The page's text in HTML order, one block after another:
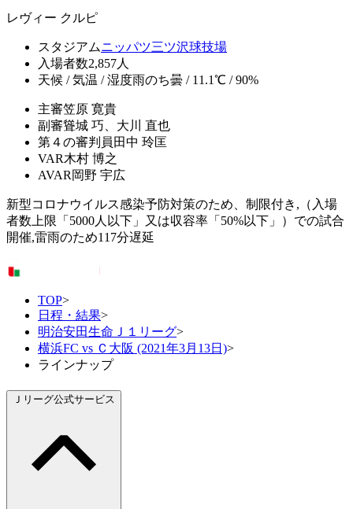
レヴィー クルピ
スタジアムニッパツ三ツ沢球技場
入場者数2,857人
天候 / 気温 / 湿度雨のち曇 / 11.1℃ / 90%
主審笠原 寛貴
副審聳城 巧、大川 直也
第４の審判員 田中 玲匡
VAR木村 博之
AVAR 岡野 宇広
新型コロナウイルス感染予防対策のため、制限付き,（入場
者数上限「5000人以下」又は収容率「50%以下」）での試合
開催,雷雨のため117分遅延
TOP>
日程・結果>
明治安田生命Ｊ１リーグ>
横浜FC vs Ｃ大阪 (2021年3月13日)>
ラインナップ
Ｊリーグ公式サービス